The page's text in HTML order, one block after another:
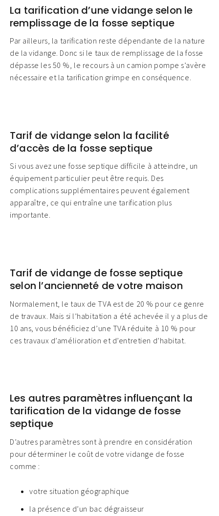
La tarification d’une vidange selon le
remplissage de la fosse septique
Par ailleurs, la tarification reste dépendante de la nature
de la vidange. Donc si le taux de remplissage de la fosse
dépasse les 50 %, le recours à un camion pompe s’avère
nécessaire et la tarification grimpe en conséquence.
Tarif de vidange selon la facilité
d’accès de la fosse septique
Si vous avez une fosse septique difficile à atteindre, un
équipement particulier peut être requis. Des
complications supplémentaires peuvent également
apparaître, ce qui entraîne une tarification plus
importante.
Tarif de vidange de fosse septique
selon l’ancienneté de votre maison
Normalement, le taux de TVA est de 20 % pour ce genre
de travaux. Mais si l’habitation a été achevée il y a plus de
10 ans, vous bénéficiez d’une TVA réduite à 10 % pour
ces travaux d’amélioration et d’entretien d’habitat.
Les autres paramètres influençant la
tarification de la vidange de fosse
septique
D’autres paramètres sont à prendre en considération
pour déterminer le coût de votre vidange de fosse
comme :
votre situation géographique
la présence d’un bac dégraisseur